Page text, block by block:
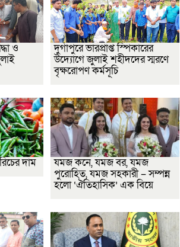
ও
দুর্গাপুরে ভারপ্রাপ্ত স্পিকারের
উদ্যোগে জুলাই শহীদদের স্মরণে
বৃক্ষরোপণ কর্মসূচি
দাম
যমজ কনে, যমজ বর, যমজ
পুরোহিত, যমজ সহকারী – সম্পন্ন
হলো ‘ঐতিহাসিক’ এক বিয়ে